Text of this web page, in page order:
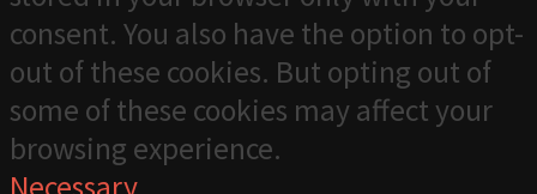
consent. You also have the option to opt-
out of these cookies. But opting out of
some of these cookies may affect your
browsing experience.